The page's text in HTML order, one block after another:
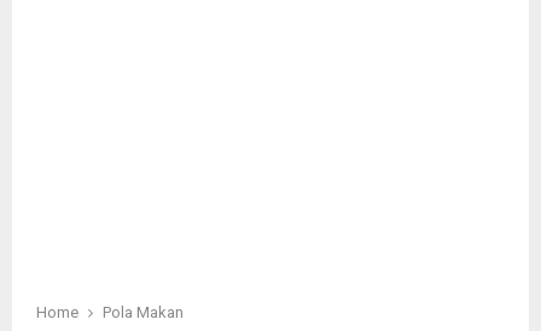
Home Pola Makan